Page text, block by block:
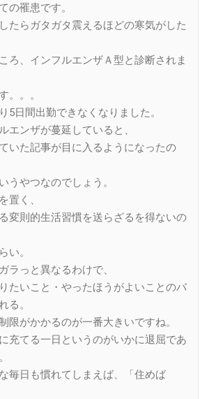
の罹患です。
たらガタガタ震えるほどの寒気がした
ろ、インフルエンザＡ型と診断されま
。。。
5日間出勤できなくなりました。
エンザが蔓延していると、
いた記事が目に入るようになったの
うやつなのでしょう。
置く、
変則的生活習慣を送らざるを得ないの
い。
ラっと異なるわけで、
たいこと・やったほうがよいことのバ
る。
限がかかるのが一番大きいですね。
充てる一日というのがいかに退屈であ
毎日も慣れてしまえば、「住めば